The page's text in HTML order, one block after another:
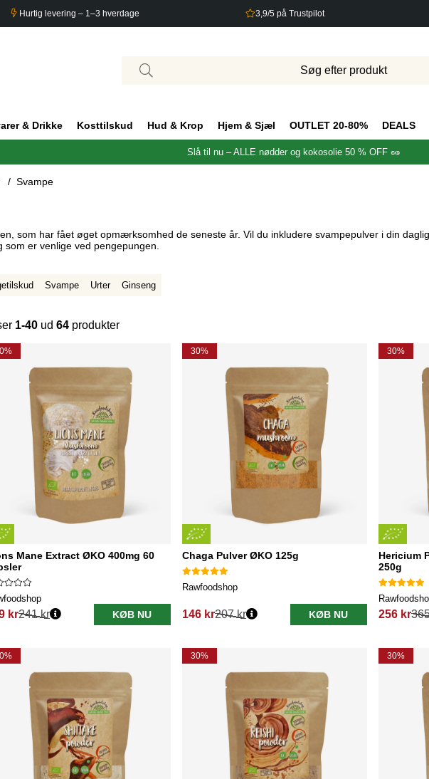
Hurtig levering – 1–3 hverdage 3,9/5 på Trustpilot
& Drikke Kosttilskud Hud & Krop Hjem & Sjæl OUTLET 20-80% DEALS
Slå til nu – ALLE nødder og kokosolie 50 % OFF 🥜
Svampe
som har fået øget opmærksomhed de seneste år. Vil du inkludere svampepulver i din
er venlige ved pengepungen.
Svampe Urter Ginseng
1-40 ud 64 produkter
Mane Extract ØKO 400mg 60
kr241 kr KØB NU
30%
Chaga Pulver ØKO 125g
Rawfoodshop
146 kr
Normalpris:
207 kr KØB NU
30%
Hericium
250g
256 kr
30% 30%